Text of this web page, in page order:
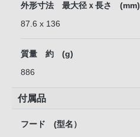
外形寸法 最大径ｘ長さ (mm)
87.6 x 136
質量 約 (g)
886
付属品
フード (型名）